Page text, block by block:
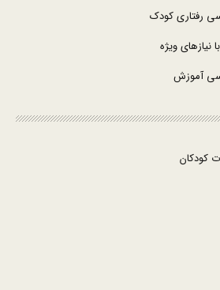
رفتاری کودک
نیازهای ویژه
آموزش
کودکان